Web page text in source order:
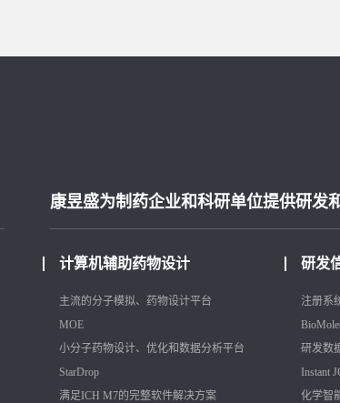
康昱盛为制药企业和科研单位提供研发
计算机辅助药物设计
主流的分子模拟、药物设计平台
MOE
小分子药物设计、优化和数据分析平台
StarDrop
满足ICH M7的完整软件解决方案
研发
注册系
研发数
Instant
化学智